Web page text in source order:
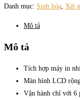
Danh mục: Sinh hóa Xét
Mô tả
Mô tả
Tích hợp máy in
Màn hình LCD
Vận hành chỉ với 6